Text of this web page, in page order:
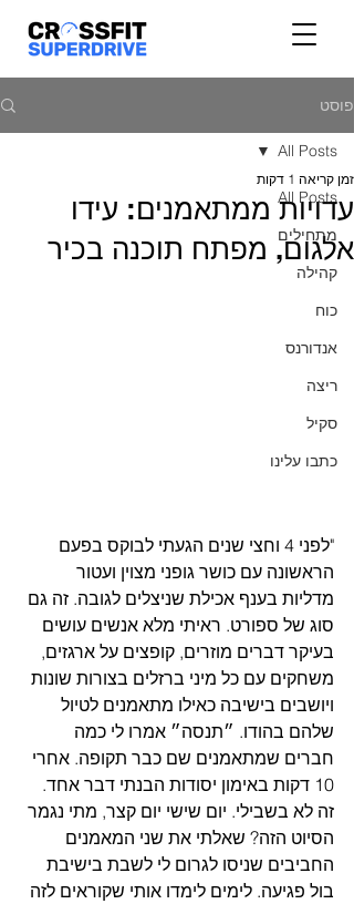
פוסט
All Posts
מתחילים
קהילה
כוח
אנדורנס
ריצה
סקיל
כתבו עלינו
All Posts
עדויות ממתאמנים: עידו
אלגום, מפתח תוכנה בכיר
זמן קריאה 1 דקות
"לפני 4 וחצי שנים הגעתי לבוקס בפעם
הראשונה עם כושר גופני מצוין ועטור
מדליות בענף אכילת שניצלים לגובה. זה גם
סוג של ספורט. ראיתי מלא אנשים עושים
בעיקר דברים מוזרים, קופצים על ארגזים,
משחקים עם כל מיני ברזלים בצורות שונות
ויושבים בישיבה כאילו מתאמנים לטיול
שלהם בהודו. ״תנסה״ אמרו לי כמה
חברים שמתאמנים שם כבר תקופה. אחרי
10 דקות באימון יסודות הבנתי דבר אחד.
זה לא בשבילי. יום שישי יום קצר, מתי נגמר
הסיוט הזה? שאלתי את שני המאמנים
החביבים שניסו לגרום לי לשבת בישיבת
בול פגיעה. לימים לימדו אותי שקוראים לזה